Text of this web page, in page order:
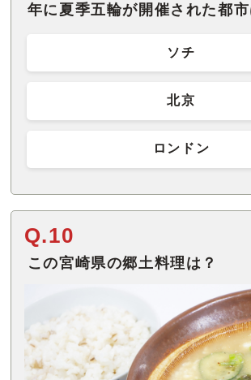
年に夏季五輪が開催された都市
ソチ
北京
ロンドン
Q.10
この宮崎県の郷土料理は？